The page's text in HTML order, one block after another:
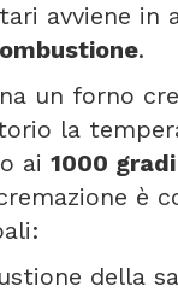
avviene in
.
un forno
la
ai 1000
è
della